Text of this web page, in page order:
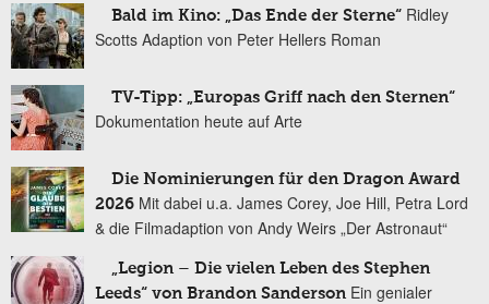
Bald im Kino: „Das Ende der Sterne“ Ridley
Scotts Adaption von Peter Hellers Roman
TV-Tipp: „Europas Griff nach den Sternen“
Dokumentation heute auf Arte
Die Nominierungen für den Dragon Award
2026 Mit dabei u.a. James Corey, Joe Hill, Petra Lord
& die Filmadaption von Andy Weirs „Der Astronaut“
„Legion – Die vielen Leben des Stephen
Leeds“ von Brandon Sanderson Ein genialer